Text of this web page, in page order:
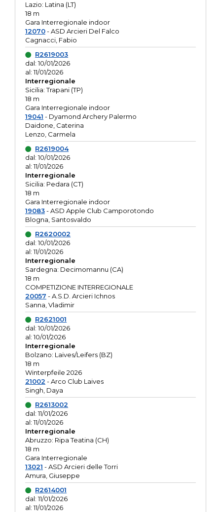
Lazio: Latina (LT)
18 m
Gara Interregionale indoor
12070- ASD Arcieri Del Falco
Cagnacci, Fabio
R2619003
dal: 10/01/2026
al: 11/01/2026
Interregionale
Sicilia: Trapani (TP)
18 m
Gara Interregionale indoor
19041 - Dyamond Archery Palermo
Daidone, Caterina
Lenzo, Carmela
R2619004
dal: 10/01/2026
al: 11/01/2026
Interregionale
Sicilia: Pedara (CT)
18 m
Gara Interregionale indoor
19083- ASD Apple Club Camporotondo
Blogna, Santosvaldo
R2620002
dal: 10/01/2026
al: 11/01/2026
Interregionale
Sardegna: Decimomannu (CA)
18 m
COMPETIZIONE INTERREGIONALE
20057 - A.S.D. Arcieri Ichnos
Sanna, Vladimir
R2621001
dal: 10/01/2026
al: 10/01/2026
Interregionale
Bolzano: Laives/Leifers (BZ)
18 m
Winterpfeile 2026
21002 - Arco Club Laives
Singh, Daya
R2613002
dal: 11/01/2026
al: 11/01/2026
Interregionale
Abruzzo: Ripa Teatina (CH)
18 m
Gara Interregionale
13021 - ASD Arcieri delle Torri
Amura, Giuseppe
R2614001
dal: 11/01/2026
al: 11/01/2026